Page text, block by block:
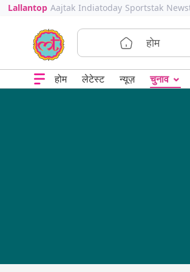
Lallantop Aajtak Indiatoday Sportstak
होम
होम लेटेस्ट न्यूज़ चुनाव ⌄